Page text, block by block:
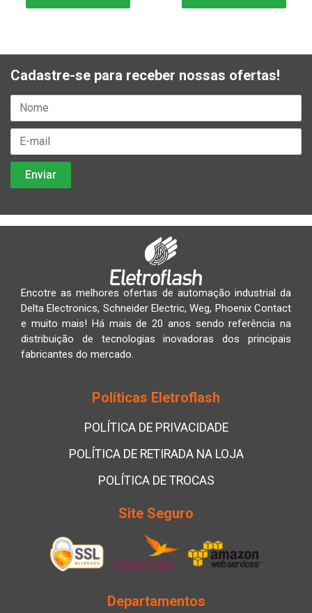
Cadastre-se para receber nossas ofertas!
Encotre as melhores ofertas de automação industrial da
Delta Electronics, Schneider Electric, Weg, Phoenix Contact
e muito mais! Há mais de 20 anos sendo referência na
distribuição de tecnologias inovadoras dos principais
fabricantes do mercado.
Políticas Eletroflash
POLÍTICA DE PRIVACIDADE
POLÍTICA DE RETIRADA NA LOJA
POLÍTICA DE TROCAS
Site Seguro
Departamentos